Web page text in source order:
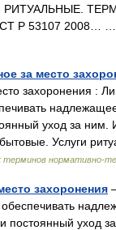
РИТУАЛЬНЫЕ.
Р 53107 2008…
за место
захоронения :
уход за ним.
Услуги
терминов нормативно-
захоронения
обеспечивать
постоянный уход